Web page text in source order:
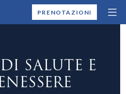
PRENOTAZIONI
SALUTE E